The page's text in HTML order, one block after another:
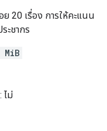
20 เรื่อง การให้คะแนน
ะชากร
MiB
ไม่